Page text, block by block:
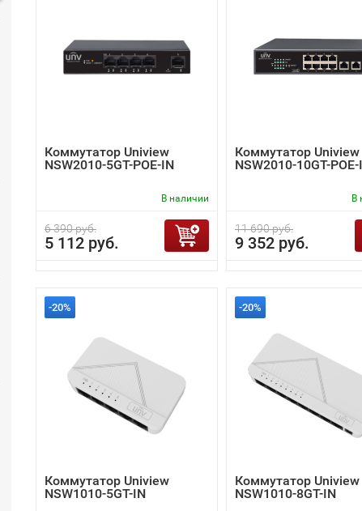
Коммутатор Uniview
NSW2010-5GT-POE-IN
В наличии
6 390 руб.
5 112 руб.
Коммутатор Uniview
NSW2010-10GT-
В
11 690 руб.
9 352 руб.
-20%
Коммутатор Uniview
NSW1010-5GT-IN
-20%
Коммутатор Uniview
NSW1010-8GT-IN